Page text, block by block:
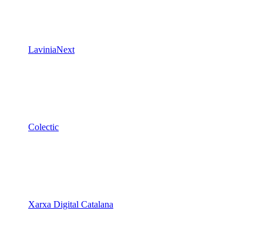
LaviniaNext
Colectic
Xarxa Digital Catalana